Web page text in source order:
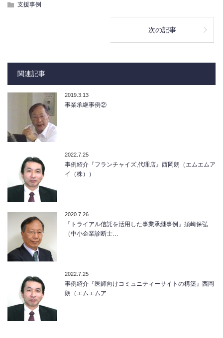
支援事例
次の記事
関連記事
2019.3.13
事業承継事例②
2022.7.25
事例紹介『フランチャイズ,代理店』西岡朗（エムエムア
イ（株））
2020.7.26
『トライアル信託を活用した事業承継事例』須崎保弘
（中小企業診断士…
2022.7.25
事例紹介『医師向けコミュニティーサイトの構築』西岡
朗（エムエムア…